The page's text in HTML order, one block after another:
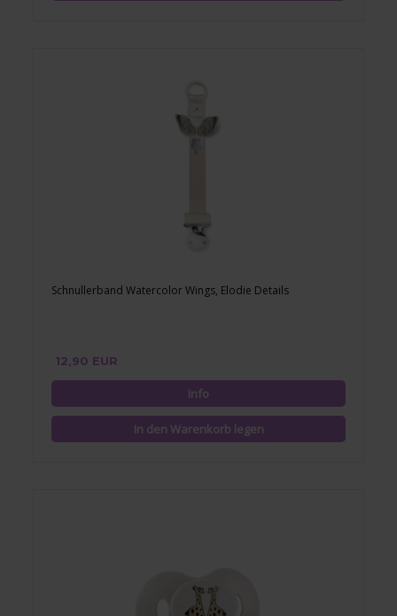
Schnullerband Watercolor Wings, Elodie Details
12,90 EUR